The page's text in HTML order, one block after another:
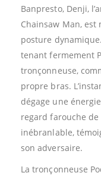
Banpresto, Denji,
Chainsaw Man,
posture
tenant fermement
tronçonneuse,
propre bras.
dégage une
regard farouche
inébranlable,
son adversaire.
La tronçonneuse